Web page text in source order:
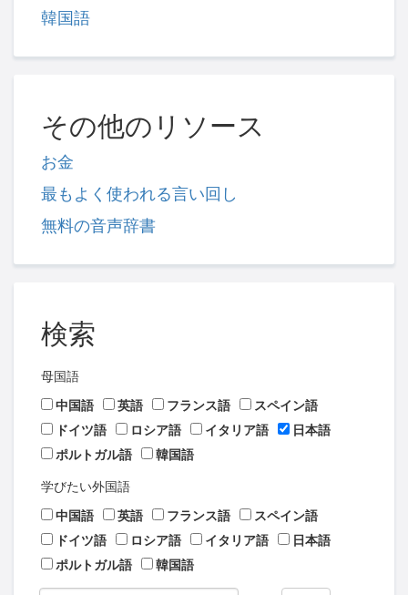
韓国語
その他のリソース
お金
最もよく使われる言い回し
無料の音声辞書
検索
母国語
中国語
英語 フランス語
スペイン語
ドイツ語
ロシア語 イタリア語
日本語
ポルトガル語
韓国語
学びたい外国語
中国語
英語 フランス語
スペイン語
ドイツ語
ロシア語 イタリア語
日本語
ポルトガル語
韓国語